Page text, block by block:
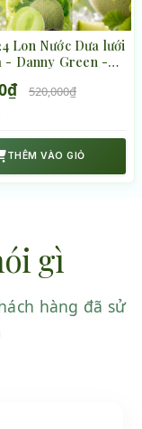
Lon Nước Dưa lưới
- Danny Green -
520,000₫
THÊM VÀO GIỎ
gì
hàng đã sử